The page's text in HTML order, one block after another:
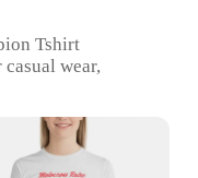
Tshirt
wear,
of sizes to fit all